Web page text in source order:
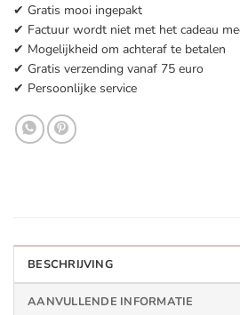
✔ Gratis mooi ingepakt
✔ Factuur wordt niet met het cadeau
✔ Mogelijkheid om achteraf te betalen
✔ Gratis verzending vanaf 75 euro
✔ Persoonlijke service
BESCHRIJVING
AANVULLENDE INFORMATIE